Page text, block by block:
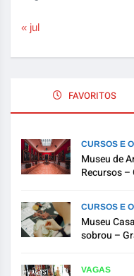
« jul
FAVORITOS
CURSOS E
Museu de
Recursos
CURSOS E
Museu
sobrou –
VAGAS